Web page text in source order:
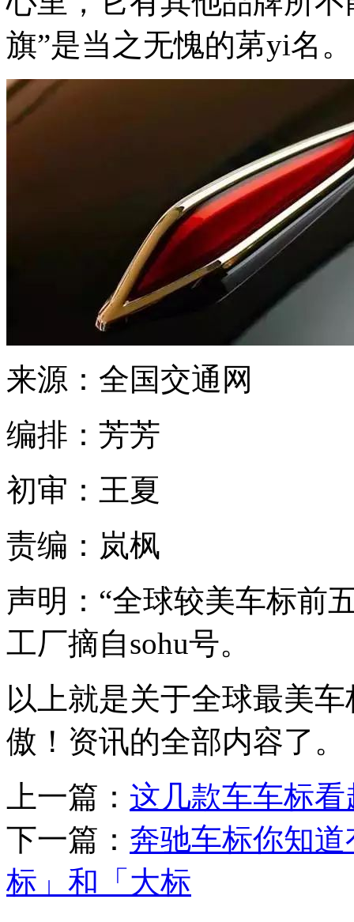
旗”是当之无愧的苐yi名。
来源：全国交通网
编排：芳芳
初审：王夏
责编：岚枫
声明：“全球较美车标前
工厂摘自sohu号。
以上就是关于全球最美
傲！资讯的全部内容了。
上一篇： 这几款车车标
下一篇： 奔驰车标你知
标」和「大标